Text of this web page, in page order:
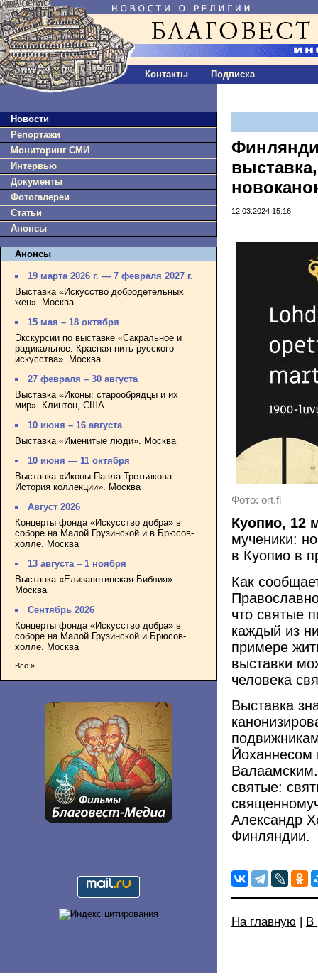
Контакты Подписка
Новости
Репортажи
Мониторинг СМИ
Интервью
Документы
Фотогалереи
Статьи
Анонсы
Анонсы
19 марта 2026 г. — 7 февраля 2027 г.
Выставка «Искусство добродетельных
жен». Москва
15 мая – 18 октября
Экскурсии по выставке «Сакральное и
радикальное. Красная нить русского
искусства». Москва
27 февраля – 30 августа
Выставка «Иконы: старообрядцы и их
мир». Клинтон, США
10 июня – 16 августа
Выставка «Именитые люди». Москва
10 июня — 11 октября
Выставка «Иконы Павла Третьякова.
История коллекции». Москва
Август 2026
Концерты фонда «Искусство добра» в
соборе на Малой Грузинской и в Брюсов-
холле. Москва
13 августа – 1 ноября
Выставка «Елизаветинская Библия».
Москва
Сентябрь 2026
Концерты фонда «Искусство добра» в
соборе на Малой Грузинской и Брюсов-
холле. Москва
Все »
12.03.2024 15:16
Фото: ort.fi
Куопио, 12
мученики:
в Куопио в
Как
что святые
каждый из
примере
выставки
человека
Выставка
Йоханнесом
святые:
Александр
Финляндии.
На главную | В